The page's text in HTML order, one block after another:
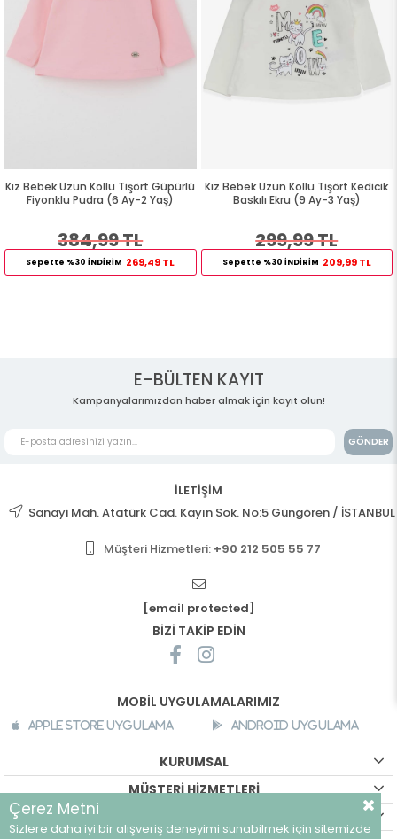
Kız Bebek Uzun Kollu Tişört Güpürlü
Fiyonklu Pudra (6 Ay-2 Yaş)
384,99 TL
Sepette %30 İNDİRİM 269,49 TL
Kız Bebek Uzun Kollu Tişört Kedicik
Baskılı Ekru (9 Ay-3 Yaş)
299,99 TL
Sepette %30 İNDİRİM 209,99 TL
E-BÜLTEN KAYIT
Kampanyalarımızdan haber almak için kayıt olun!
GÖNDER
İLETİŞİM
Sanayi Mah. Atatürk Cad. Kayın Sok. No:5 Güngören / İSTANBUL
Müşteri Hizmetleri: +90 212 505 55 77
[email protected]
BİZİ TAKİP EDİN
MOBİL UYGULAMALARIMIZ
Apple Store Uygulama Android Uygulama
KURUMSAL
MÜŞTERİ HİZMETLERİ
Çerez Metni
Sizlere daha iyi bir alışveriş deneyimi sunabilmek için sitemizde